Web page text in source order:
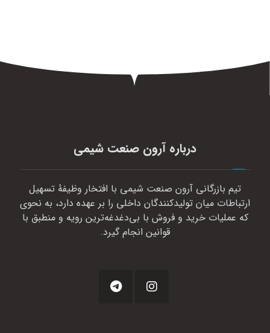
درباره آرون صنعت شیمی
تیم بازرگانی آرون صنعت شیمی با افتخار وظیفهٔ تسهیل
ارتباطات میان تولیدکنندگان داخلی را بر عهده دارد، به نحوی
که عملیات خرید و فروش با بی‌دغدغه‌ترین رویه و منطبق با
قوانین انجام گیرد.